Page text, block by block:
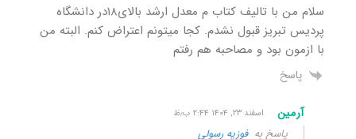
سلام من با تالیف کتاب م معدل ارشد بالای۱۸در دانشگاه
پردیس تبریز قبول نشدم. کجا میتونم اعتراض کنم. البته من
با ازمون بود و مصاحبه هم رفتم
پاسخ
آرمین اسفند ۲۳, ۱۴۰۴ ۲:۴۴ ب٫ظ
پاسخ بهفوزیه رسولی